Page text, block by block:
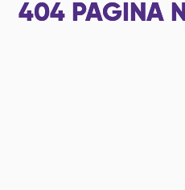
404 PAGINA